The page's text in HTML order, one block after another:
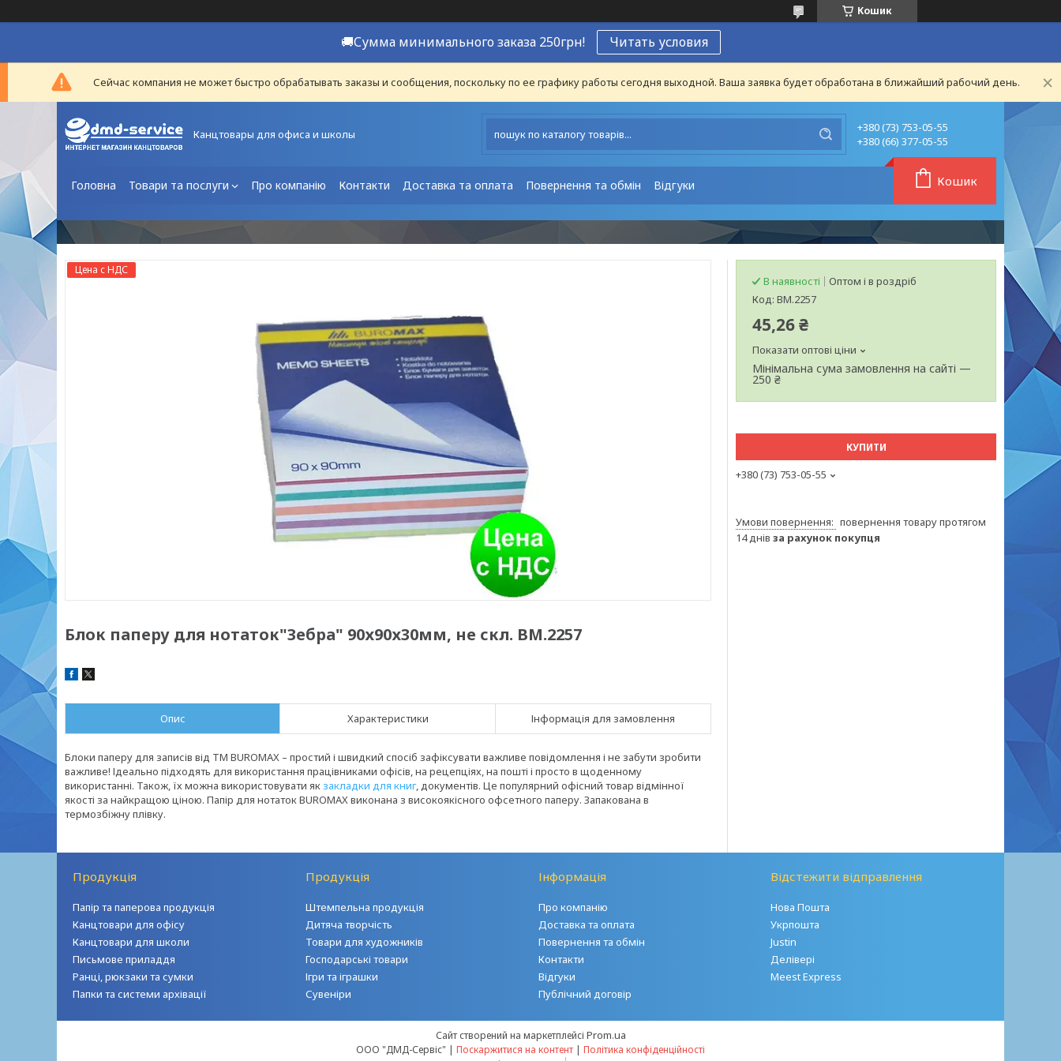
Кошик
🚚Сумма минимального заказа 250грн! Читать условия
Сейчас компания не может быстро обрабатывать заказы и сообщения, поскольку по ее графику работы сегодня выходной. Ваша заявка будет обработана в ближайший рабочий день.
Канцтовары для офиса и школы
+380 (73) 753-05-55
+380 (66) 377-05-55
Головна Товари та послуги Про компанію Контакти Доставка та оплата Повернення та обмін Відгуки Кошик
Цена с НДС
Блок паперу для нотаток"Зебра" 90х90х30мм, не скл. BM.2257
Опис Характеристики Інформація для замовлення
Блоки паперу для записів від ТМ BUROMAX – простий і швидкий спосіб зафіксувати важливе повідомлення і не забути зробити
важливе! Ідеально підходять для використання працівниками офісів, на рецепціях, на пошті і просто в щоденному
використанні. Також, їх можна використовувати якзакладки для книг, документів. Це популярний офісний товар відмінної
якості за найкращою ціною. Папір для нотаток BUROMAX виконана з високоякісного офсетного паперу. Запакована в
термозбіжну плівку.
В наявності
Оптом і в роздріб
Код: BM.2257
45,26 ₴
Показати оптові ціни
Мінімальна сума замовлення на сайті —
250 ₴
КУПИТИ
+380 (73) 753-05-55
повернення товару протягом
14 днів за рахунок покупця
Продукція
Папір та паперова продукція
Канцтовари для офісу
Канцтовари для школи
Письмове приладдя
Ранці, рюкзаки та сумки
Папки та системи архівації
Продукція
Штемпельна продукція
Дитяча творчість
Товари для художників
Господарські товари
Ігри та іграшки
Сувеніри
Інформація
Про компанію
Доставка та оплата
Повернення та обмін
Контакти
Відгуки
Публічний договір
Відстежити відправлення
Нова Пошта
Укрпошта
Justin
Делівері
Meest Express
Сайт створений на маркетплейсі Prom.ua
ООО "ДМД-Сервіс" | Поскаржитися на контент | Політика конфіденційності